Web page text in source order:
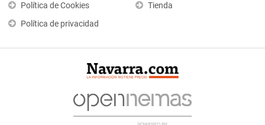
Política de Cookies
Política de privacidad
Tienda